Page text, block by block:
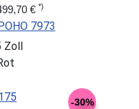
€ *)
7973
Zoll
-30%